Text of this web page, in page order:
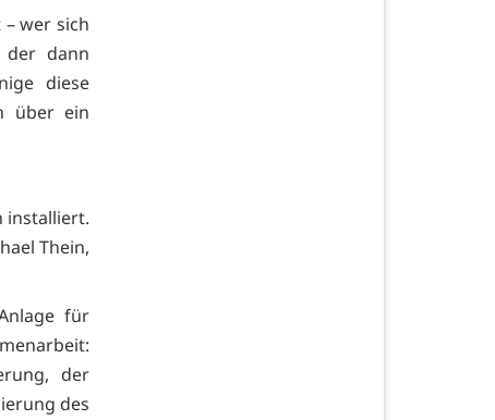
wer sich
der dann
diese
über ein
installiert.
Thein,
für
der
des